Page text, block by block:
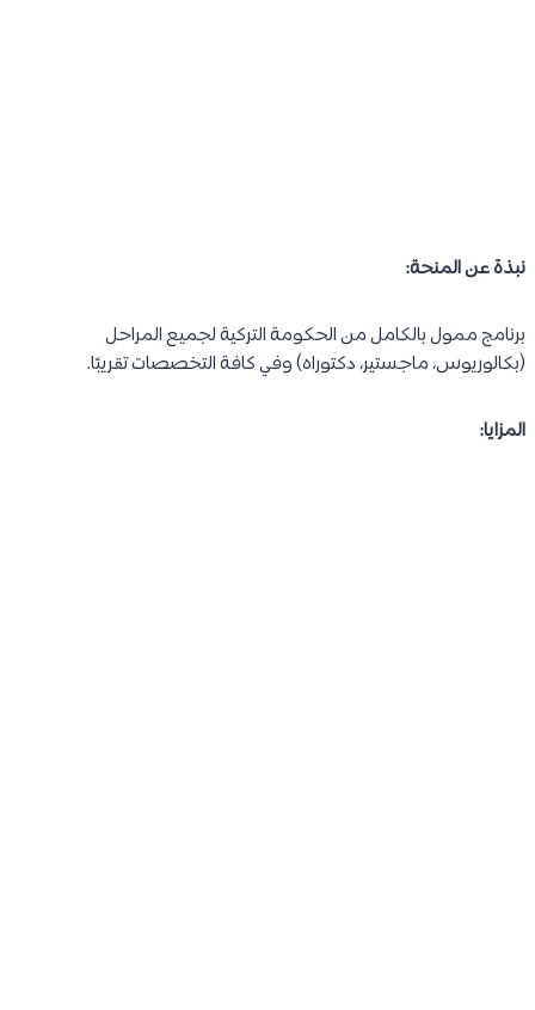
نبذة عن المنحة:
برنامج ممول بالكامل من الحكومة التركية لجميع المراحل
(بكالوريوس، ماجستير، دكتوراه) وفي كافة التخصصات تقريبًا.
المزايا: